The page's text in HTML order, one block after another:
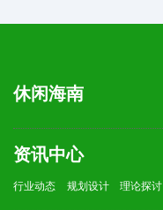
休闲海南
资讯中心
行业动态 规划设计 理论探讨